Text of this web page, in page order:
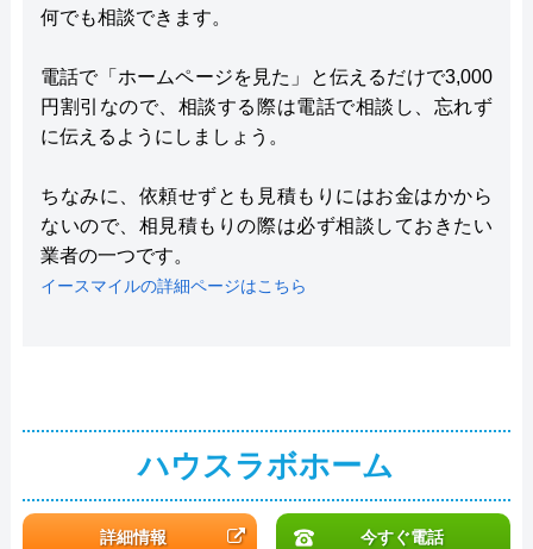
何でも相談できます。
電話で「ホームページを見た」と伝えるだけで3,000
円割引なので、相談する際は電話で相談し、忘れず
に伝えるようにしましょう。
ちなみに、依頼せずとも見積もりにはお金はかから
ないので、相見積もりの際は必ず相談しておきたい
業者の一つです。
イースマイルの詳細ページはこちら
ハウスラボホーム
詳細情報 今すぐ電話